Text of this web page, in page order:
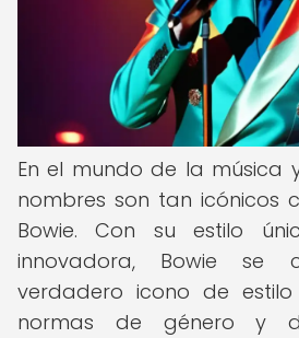
En el mundo de la música
nombres son tan icónicos
Bowie. Con su estilo
innovadora, Bowie se
verdadero icono de
normas de género y